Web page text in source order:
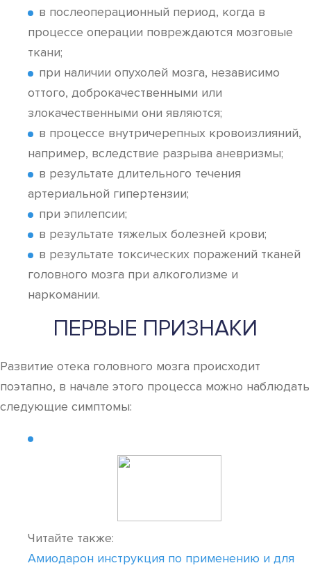
в послеоперационный период, когда в
процессе операции повреждаются мозговые
ткани;
при наличии опухолей мозга, независимо
оттого, доброкачественными или
злокачественными они являются;
в процессе внутричерепных кровоизлияний,
например, вследствие разрыва аневризмы;
в результате длительного течения
артериальной гипертензии;
при эпилепсии;
в результате тяжелых болезней крови;
в результате токсических поражений тканей
головного мозга при алкоголизме и
наркомании.
ПЕРВЫЕ ПРИЗНАКИ
Развитие отека головного мозга происходит
поэтапно, в начале этого процесса можно наблюдать
следующие симптомы:
Читайте также:
Амиодарон инструкция по применению и для